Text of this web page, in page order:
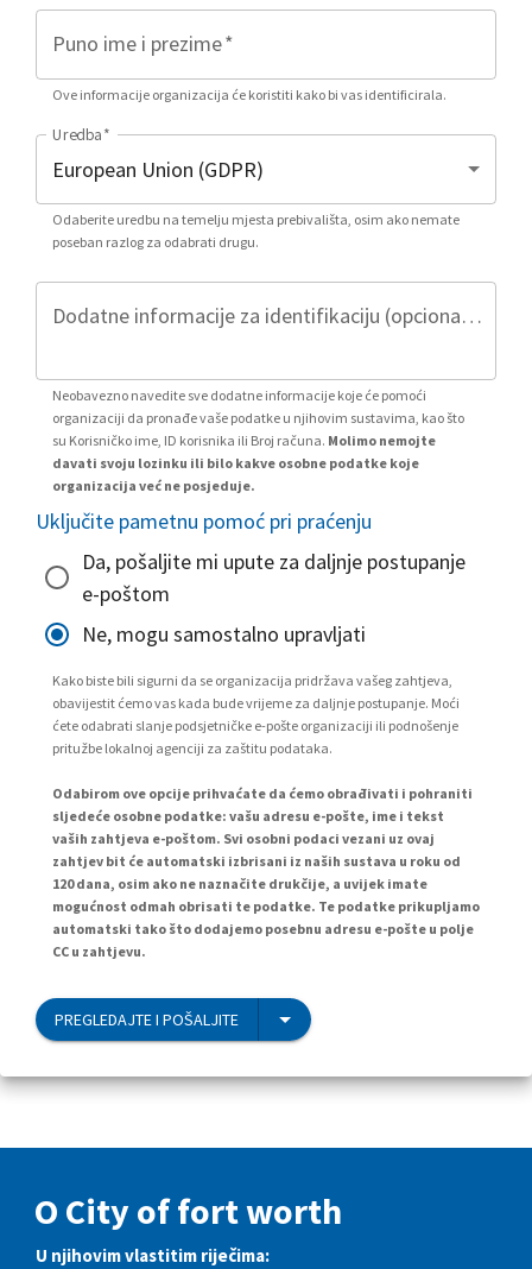
Puno ime i prezime*
Ove informacije organizacija će koristiti kako bi vas identificirala.
Uredba*
Odaberite uredbu na temelju mjesta prebivališta, osim ako nemate
poseban razlog za odabrati drugu.
Dodatne informacije za identifikaciju (opcionalno)
Neobavezno navedite sve dodatne informacije koje će pomoći
organizaciji da pronađe vaše podatke u njihovim sustavima, kao što
su Korisničko ime, ID korisnika ili Broj računa. Molimo nemojte
davati svoju lozinku ili bilo kakve osobne podatke koje
organizacija već ne posjeduje.
Uključite pametnu pomoć pri praćenju
Da, pošaljite mi upute za daljnje postupanje
e-poštom
Ne, mogu samostalno upravljati
Kako biste bili sigurni da se organizacija pridržava vašeg zahtjeva,
obavijestit ćemo vas kada bude vrijeme za daljnje postupanje. Moći
ćete odabrati slanje podsjetničke e-pošte organizaciji ili podnošenje
pritužbe lokalnoj agenciji za zaštitu podataka.
Odabirom ove opcije prihvaćate da ćemo obrađivati i pohraniti
sljedeće osobne podatke: vašu adresu e-pošte, ime i tekst
vaših zahtjeva e-poštom. Svi osobni podaci vezani uz ovaj
zahtjev bit će automatski izbrisani iz naših sustava u roku od
120 dana, osim ako ne naznačite drukčije, a uvijek imate
mogućnost odmah obrisati te podatke. Te podatke prikupljamo
automatski tako što dodajemo posebnu adresu e-pošte u polje
CC u zahtjevu.
PREGLEDAJTE I POŠALJITE
O City of fort worth
U njihovim vlastitim riječima: